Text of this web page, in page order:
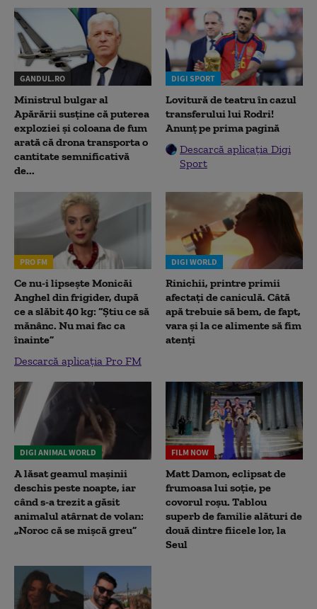
GANDUL.RO
Ministrul bulgar al
Apărării susține că puterea
exploziei și coloana de fum
arată că drona transporta o
cantitate semnificativă
de...
DIGI SPORT
Lovitură de teatru în cazul
transferului lui Rodri!
Anunț pe prima pagină
Descarcă aplicația Digi
Sport
PRO FM
Ce nu-i lipsește Monicăi
Anghel din frigider, după
ce a slăbit 40 kg: “Știu ce să
mănânc. Nu mai fac ca
înainte”
Descarcă aplicația Pro FM
DIGI WORLD
Rinichii, printre primii
afectați de caniculă. Câtă
apă trebuie să bem, de fapt,
vara și la ce alimente să fim
atenți
DIGI ANIMAL WORLD
A lăsat geamul mașinii
deschis peste noapte, iar
când s-a trezit a găsit
animalul atârnat de volan:
„Noroc că se mișcă greu”
FILM NOW
Matt Damon, eclipsat de
frumoasa lui soție, pe
covorul roșu. Tablou
superb de familie alături de
două dintre fiicele lor, la
Seul